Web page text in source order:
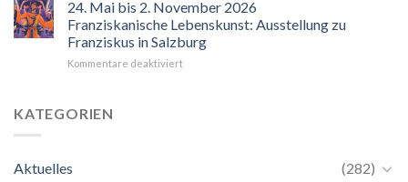
der
Blick
auf
Maria.
24. Mai bis 2. November 2026
Franziskanische Lebenskunst: Ausstellung zu
Franziskus in Salzburg
Kommentare deaktiviertfür
KATEGORIEN
Aktuelles
(282)